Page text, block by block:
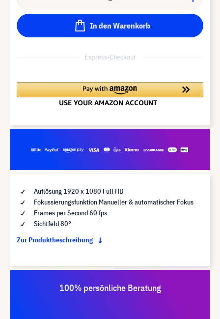
In den Warenkorb
Express-Checkout
Auflösung 1920 x 1080 Full HD
Fokussierungsfunktion Manueller & automatischer Fokus
Frames per Second 60 fps
Sichtfeld 80°
Zur Produktbeschreibung
100% persönliche Beratung